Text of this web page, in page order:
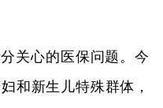
关心的医保问题。今
和新生儿特殊群体，